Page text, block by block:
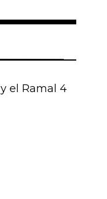
el Ramal 4